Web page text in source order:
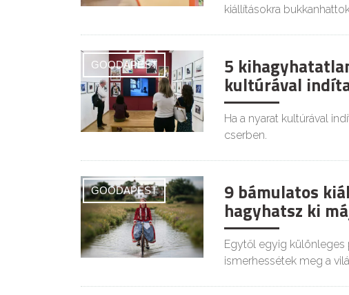
kiállításokra
GOODAPEST 5
kultúrával
Ha a nyarat kultúrával
cserben.
GOODAPEST 9 bámulatos
hagyhatsz ki
Egytől egyig különleges
ismerhessétek meg a